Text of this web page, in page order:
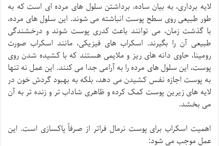
لایه برداری، به بیان ساده، برداشتن سلول های مرده ای است که به
طور طبیعی روی سطح پوست انباشته می شوند. این سلول های مرده،
با گذشت زمان، می توانند باعث کدری پوست شوند و درخشندگی
طبیعی آن را بگیرند. اسکراب های فیزیکی، مانند اسکراب صورت
رومینا، حاوی دانه های ریز و ملایمی هستند که با کشیده شدن روی
پوست، این سلول های مرده را به آرامی جدا می کنند. این عمل نه تنها
به پوست اجازه نفس کشیدن می دهد، بلکه به بهبود گردش خون در
لایه های زیرین پوست کمک کرده و ظاهری شاداب تر و زنده تر به آن
می بخشد.
اهمیت اسکراب برای پوست نرمال فراتر از صرفاً پاکسازی است. این
عمل موجب می شود: